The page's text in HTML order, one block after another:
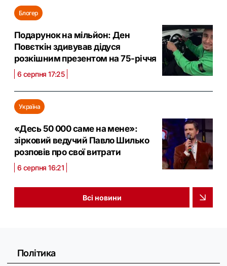
Блогер
Подарунок на мільйон: Ден
Повєткін здивував дідуся
розкішним презентом на 75-річчя
6 серпня 17:25
Україна
«Десь 50 000 саме на мене»:
зірковий ведучий Павло Шилько
розповів про свої витрати
6 серпня 16:21
Всі новини
Політика